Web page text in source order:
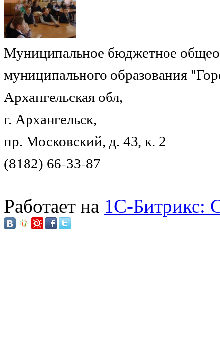
Муниципальное бюджетное
муниципального образования
Архангельская обл,
г. Архангельск,
пр. Московский, д. 43, к. 2
(8182) 66-33-87
Работает на 1C-Битрикс: